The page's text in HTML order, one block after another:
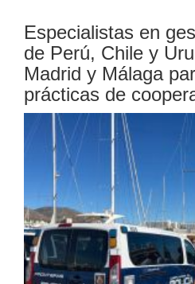
Especialistas en
de Perú, Chile y
Madrid y Málaga
prácticas de